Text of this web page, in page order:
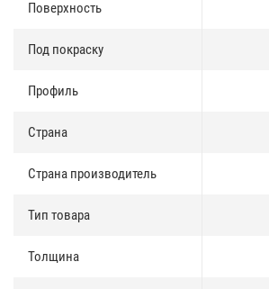
Доставка и оплата
оптом так и в розницу. Купить плинтус
ежедневно. Доставка в регионы России
Поверхность
Под покраску
Профиль
Страна
Страна производитель
Тип товара
Толщина